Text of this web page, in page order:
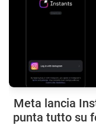
Meta lancia
punta tutto su